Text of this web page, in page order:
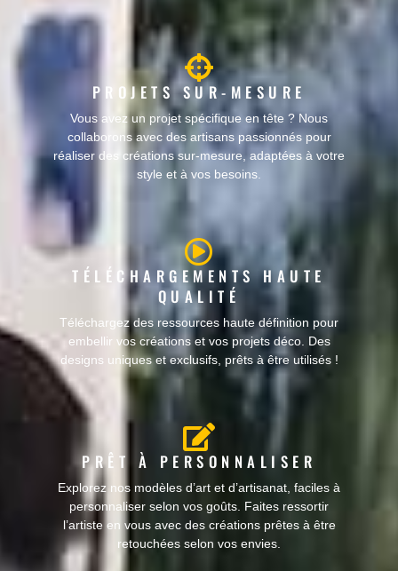
PROJETS SUR-MESURE
Vous avez un projet spécifique en tête ? Nous
collaborons avec des artisans passionnés pour
réaliser des créations sur-mesure, adaptées à votre
style et à vos besoins.
TÉLÉCHARGEMENTS HAUTE
QUALITÉ
Téléchargez des ressources haute définition pour
embellir vos créations et vos projets déco. Des
designs uniques et exclusifs, prêts à être utilisés !
PRÊT À PERSONNALISER
Explorez nos modèles d’art et d’artisanat, faciles à
personnaliser selon vos goûts. Faites ressortir
l’artiste en vous avec des créations prêtes à être
retouchées selon vos envies.